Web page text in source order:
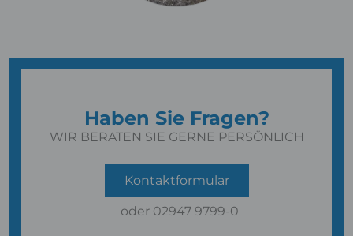
Haben Sie Fragen?
WIR BERATEN SIE GERNE PERSÖNLICH
Kontaktformular
oder 02947 9799-0